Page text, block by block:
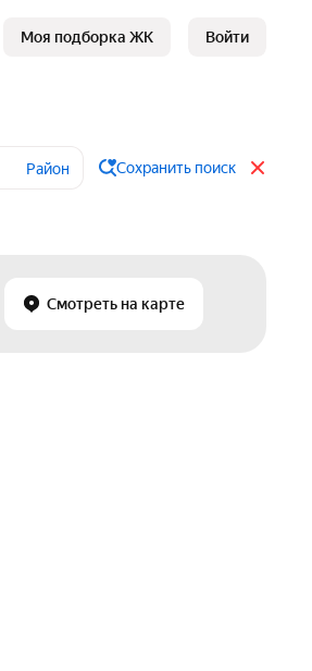
Моя подборка ЖК Войти
Район Сохранить поиск
Смотреть на карте